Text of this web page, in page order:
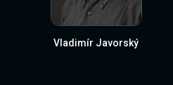
Vladimír Javorský